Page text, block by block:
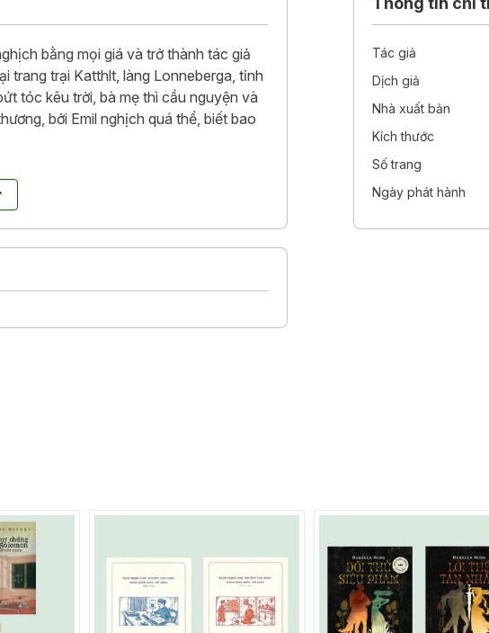
bằng mọi giá và trở thành tác giả
trang trại Katthlt, làng Lonneberga, tỉnh
tóc kêu trời, bà mẹ thì cầu nguyện và
bởi Emil nghịch quá thể, biết bao
chui đầu vào liền súp, Emil treo Ida
đẽo hình nhân trong xưởng mộc,
Tác giả
Dịch giả
Nhà xuất bản
Kích thước
Số trang
Ngày phát hành